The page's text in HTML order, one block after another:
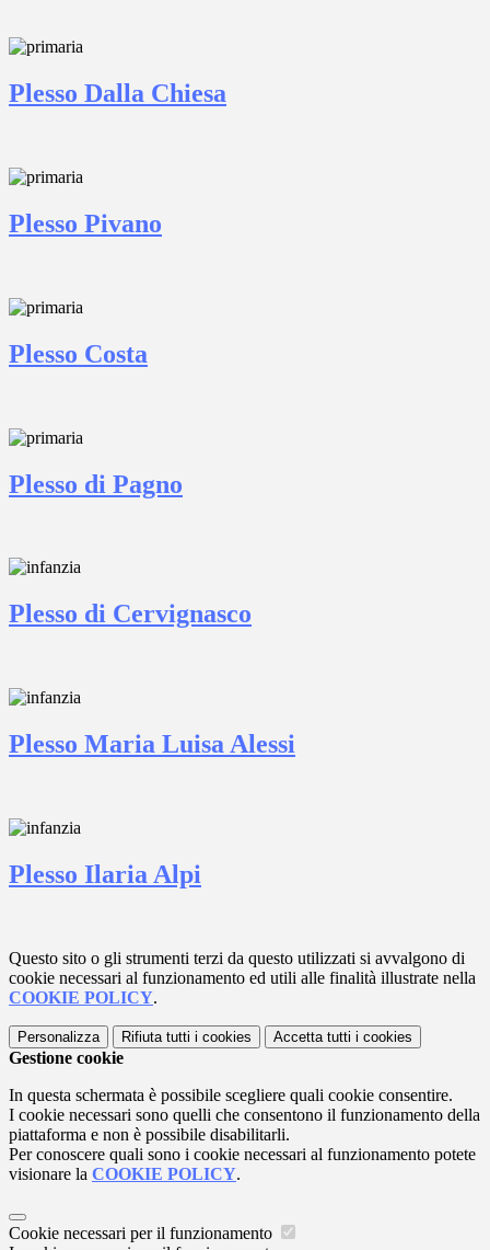
Plesso Dalla Chiesa
Plesso Pivano
Plesso Costa
Plesso di Pagno
Plesso di Cervignasco
Plesso Maria Luisa Alessi
Plesso Ilaria Alpi
Questo sito o gli strumenti terzi da questo utilizzati si avvalgono di
cookie necessari al funzionamento ed utili alle finalità illustrate nella
COOKIE POLICY.
Personalizza Rifiuta tutti i cookies Accetta tutti i cookies
Gestione cookie
In questa schermata è possibile scegliere quali cookie consentire.
I cookie necessari sono quelli che consentono il funzionamento della
piattaforma e non è possibile disabilitarli.
Per conoscere quali sono i cookie necessari al funzionamento potete
visionare la COOKIE POLICY.
Cookie necessari per il funzionamento